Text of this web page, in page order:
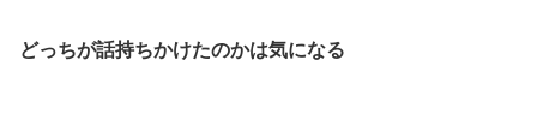
どっちが話持ちかけたのかは気になる